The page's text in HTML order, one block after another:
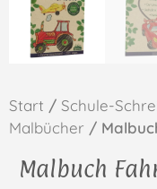
Start / Schule-
Malbücher /
Malbuch